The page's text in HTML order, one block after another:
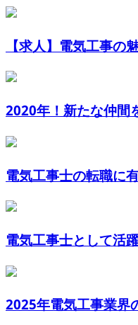
【求人】電気工事の
2020年！新たな仲間
電気工事士の転職に
電気工事士として活
2025年電気工事業界